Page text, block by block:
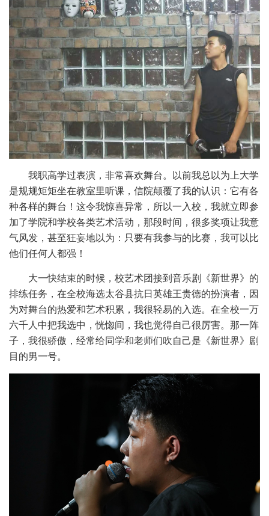
我职高学过表演，非常喜欢舞台。以前我总以为上大学
是规规矩矩坐在教室里听课，信院颠覆了我的认识：它有各
种各样的舞台！这令我惊喜异常，所以一入校，我就立即参
加了学院和学校各类艺术活动，那段时间，很多奖项让我意
气风发，甚至狂妄地以为：只要有我参与的比赛，我可以比
他们任何人都强！
大一快结束的时候，校艺术团接到音乐剧《新世界》的
排练任务，在全校海选太谷县抗日英雄王贵德的扮演者，因
为对舞台的热爱和艺术积累，我很轻易的入选。在全校一万
六千人中把我选中，恍惚间，我也觉得自己很厉害。那一阵
子，我很骄傲，经常给同学和老师们吹自己是《新世界》剧
目的男一号。